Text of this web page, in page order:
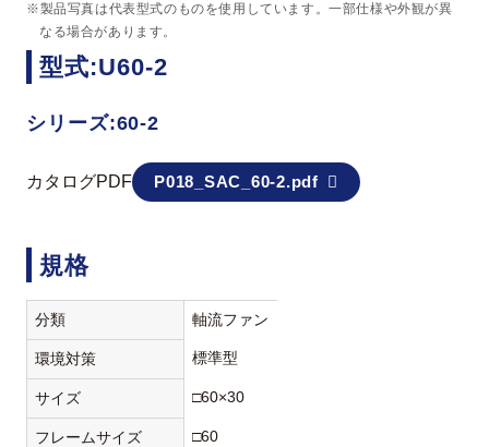
※製品写真は代表型式のものを使用しています。一部仕様や外観が異
なる場合があります。
型式:U60-2
シリーズ:60-2
カタログPDF P018_SAC_60-2.pdf
規格
分類 軸流ファン
環境対策 標準型
サイズ □60×30
フレームサイズ □60